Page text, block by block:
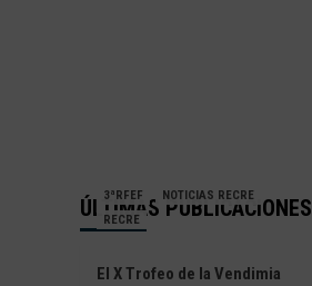
ÚLTIMAS PUBLICACIONES
3ªRFEF
NOTICIAS RECRE
RECRE
El X Trofeo de la Vendimia